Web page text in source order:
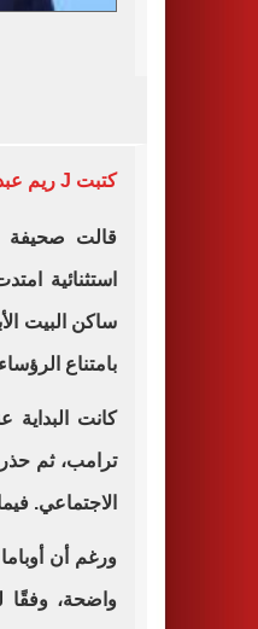
كتبت J ريم عبد الحميد
قالت صحيفة
استثنائية
ساكن البيت
بامتناع
كانت البداية
ترامب، ثم
الاجتماعي.
ورغم أن
واضحة، وفقًا